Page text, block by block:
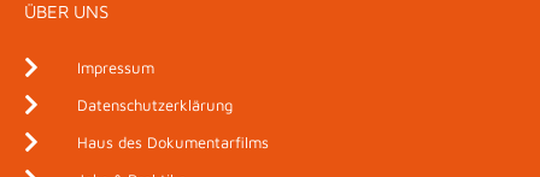
ÜBER UNS
Impressum
Datenschutzerklärung
Haus des Dokumentarfilms